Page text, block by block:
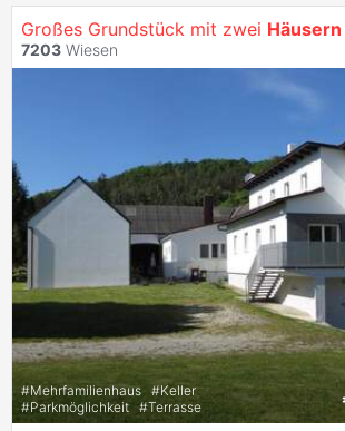
Großes Grundstück mit zwei Häusern
7203 Wiesen
#Mehrfamilienhaus #Keller
#Parkmöglichkeit #Terrasse